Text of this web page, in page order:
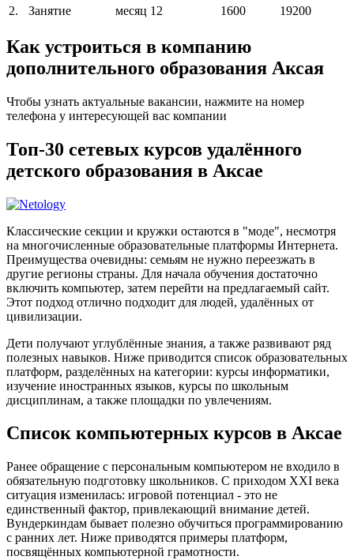
2.
Занятие месяц 12 1600 19200
Как устроиться в компанию
дополнительного образования Аксая
Чтобы узнать актуальные вакансии, нажмите на номер
телефона у интересующей вас компании
Топ-30 сетевых курсов удалённого
детского образования в Аксае
Классические секции и кружки остаются в "моде", несмотря
на многочисленные образовательные платформы Интернета.
Преимущества очевидны: семьям не нужно переезжать в
другие регионы страны. Для начала обучения достаточно
включить компьютер, затем перейти на предлагаемый сайт.
Этот подход отлично подходит для людей, удалённых от
цивилизации.
Дети получают углублённые знания, а также развивают ряд
полезных навыков. Ниже приводится список образовательных
платформ, разделённых на категории: курсы информатики,
изучение иностранных языков, курсы по школьным
дисциплинам, а также площадки по увлечениям.
Список компьютерных курсов в Аксае
Ранее обращение с персональным компьютером не входило в
обязательную подготовку школьников. С приходом XXI века
ситуация изменилась: игровой потенциал - это не
единственный фактор, привлекающий внимание детей.
Вундеркиндам бывает полезно обучиться программированию
с ранних лет. Ниже приводятся примеры платформ,
посвящённых компьютерной грамотности.